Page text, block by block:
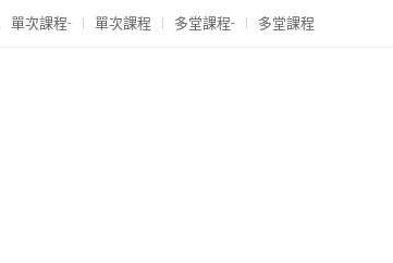
單次課程- 單次課程 多堂課程- 多堂課程